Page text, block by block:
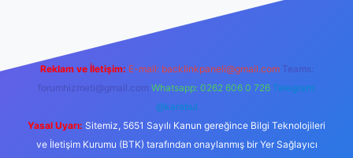
Reklam ve İletişim: E-mail: backlinkpaneli@gmail.com Teams:
forumhizmeti@gmail.com Whatsapp: 0262 606 0 726 Telegram:
@karabul
Yasal Uyarı: Sitemiz, 5651 Sayılı Kanun gereğince Bilgi Teknolojileri
ve İletişim Kurumu (BTK) tarafından onaylanmış bir Yer Sağlayıcı